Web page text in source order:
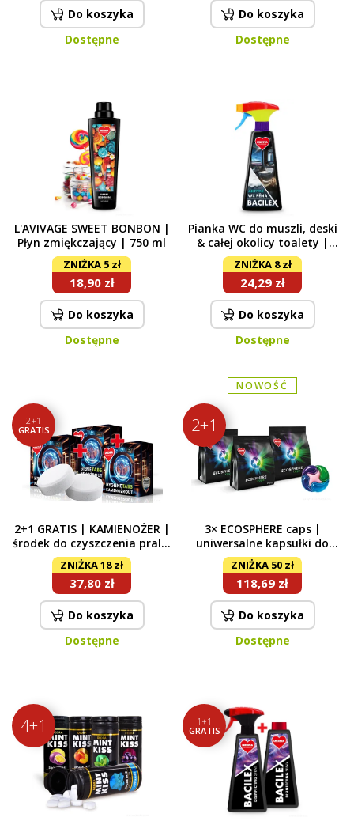
Do koszyka
Dostępne
Do koszyka
Dostępne
L'AVIVAGE SWEET BONBON |
Płyn zmiękczający | 750 ml
ZNIŻKA 5 zł
18,90 zł
Do koszyka
Dostępne
Pianka WC do muszli, deski
& całej okolicy toalety |
BACILEX® | 500 ml
ZNIŻKA 8 zł
24,29 zł
Do koszyka
Dostępne
2+1
GRATIS
2+1 GRATIS | KAMIENOŻER |
środek do czyszczenia pralki
przeciwko nieprzyjemnym
zapachom & kamieniowi |
tabletki 6 x 35 g
ZNIŻKA 18 zł
37,80 zł
Do koszyka
Dostępne
NOWOŚĆ
2+1
3× ECOSPHERE caps |
uniwersalne kapsułki do
prania | skoncentrowane |
90 prań
ZNIŻKA 50 zł
118,69 zł
Do koszyka
Dostępne
4+1
1+1
GRATIS